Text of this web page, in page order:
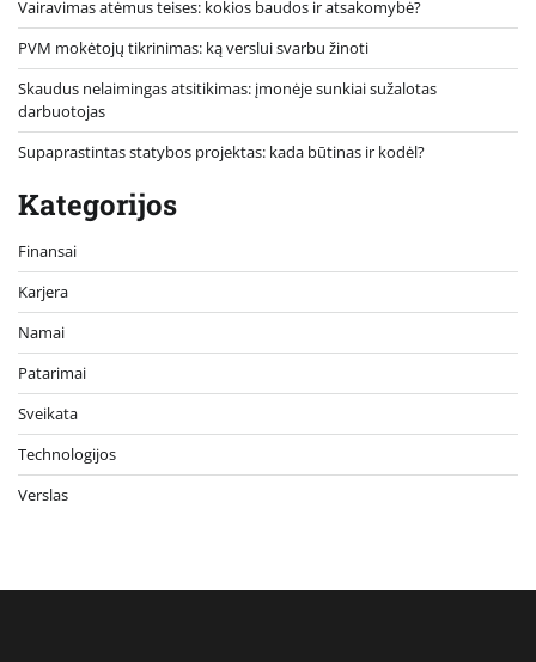
Vairavimas atėmus teises: kokios baudos ir atsakomybė?
PVM mokėtojų tikrinimas: ką verslui svarbu žinoti
Skaudus nelaimingas atsitikimas: įmonėje sunkiai sužalotas
darbuotojas
Supaprastintas statybos projektas: kada būtinas ir kodėl?
Kategorijos
Finansai
Karjera
Namai
Patarimai
Sveikata
Technologijos
Verslas